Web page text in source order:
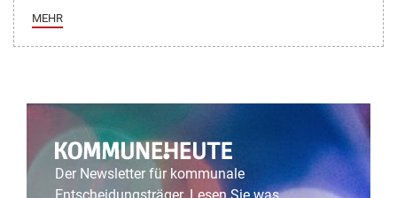
MEHR
Der Newsletter für kommunale